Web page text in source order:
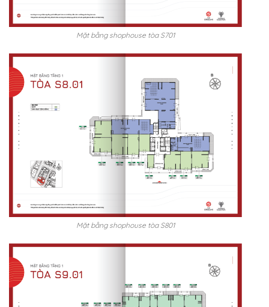
Mặt bằng shophouse tòa S701
Mặt bằng shophouse tòa S801